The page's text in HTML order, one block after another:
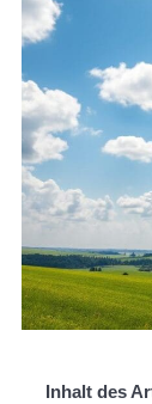
Inhalt des